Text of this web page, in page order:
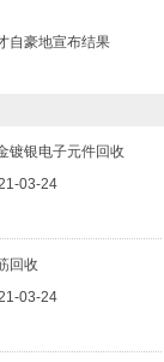
自豪地宣布结果
镀银电子元件回收
03-24
回收
03-24